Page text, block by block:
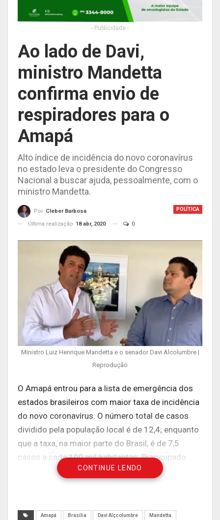
- Publicidade -
Ao lado de Davi,
ministro Mandetta
confirma envio de
respiradores para o
Amapá
Alto índice de incidência do novo coronavírus
no estado leva o presidente do Congresso
Nacional a buscar ajuda, pessoalmente, com o
ministro Mandetta.
POLÍTICA
Por Cleber Barbosa
Última realização 18 abr, 2020 0
Ministro Luiz Henrique Mandetta e o senador Davi Alcolumbre |
Reprodução
O Amapá entrou para a lista de emergência dos
estados brasileiros com maior taxa de incidência
do novo coronavírus. O número total de casos
dividido pela população local é de 12,4; enquanto
que a taxa, na maior parte do Brasil, é de 7,5
casos a cada 100 mil habitantes. Preocupado
com o crescente número de amapaenses
infectados pela covid-19, o presidente do
(Democratas-AP), pessoalmente, solicitou ao
CONTINUE LENDO
Amapá Brasília Davi Alçcolumbre Mandetta